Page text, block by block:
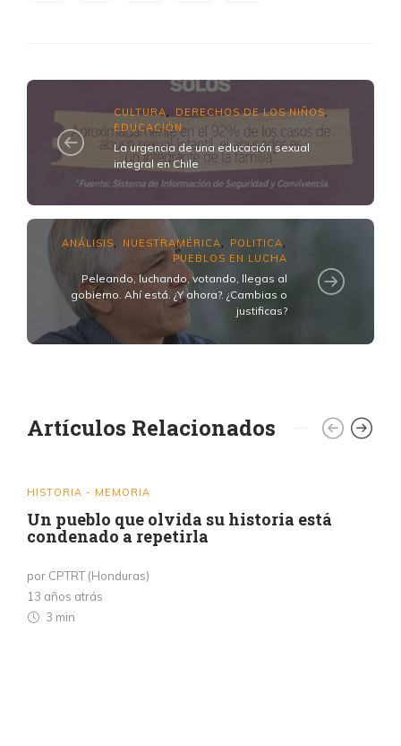
CULTURA DERECHOS DE LOS NIÑOS,
EDUCACIÓN
La urgencia de una educación sexual
integral en Chile
ANÁLISIS NUESTRAMÉRICA POLITICA
PUEBLOS EN LUCHA
Peleando, luchando, votando, llegas al
gobierno. Ahí está. ¿Y ahora?. ¿Cambias o
justificas?
Artículos Relacionados
HISTORIA - MEMORIA
Un pueblo que olvida su historia está
condenado a repetirla
por CPTRT (Honduras)
13 años atrás
3 min